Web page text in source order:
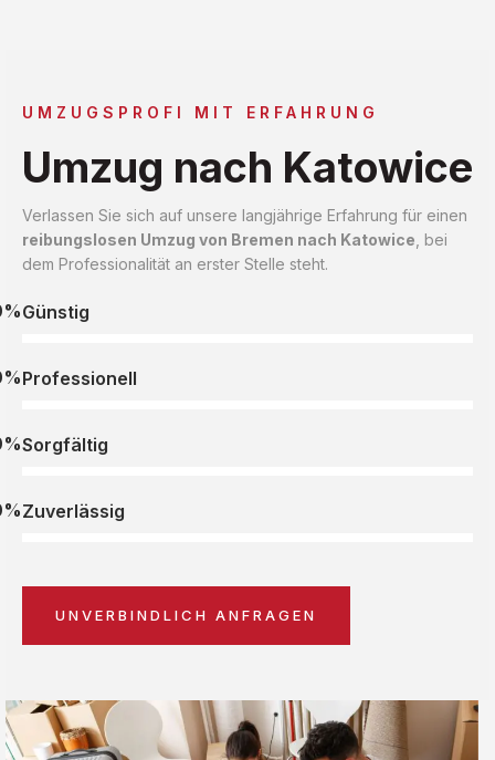
UMZUGSPROFI MIT ERFAHRUNG
Umzug nach Katowice
Verlassen Sie sich auf unsere langjährige Erfahrung für einen
reibungslosen Umzug von Bremen nach Katowice , bei
dem Professionalität an erster Stelle steht.
Günstig
Professionell
Sorgfältig
Zuverlässig
UNVERBINDLICH ANFRAGEN